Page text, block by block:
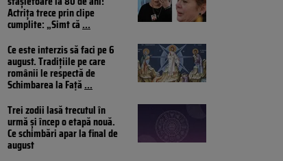
Actrița trece prin clipe
cumplite: „Simt că...
Ce este interzis să faci pe 6
august. Tradițiile pe care
românii le respectă de
Schimbarea la Față...
Trei zodii lasă trecutul în
urmă și încep o etapă nouă.
Ce schimbări apar la final de
august